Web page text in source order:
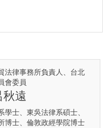
法律事務所負責人、台北
會委員
秋遠
學士、東吳法律系碩士、
博士、倫敦政經學院博士